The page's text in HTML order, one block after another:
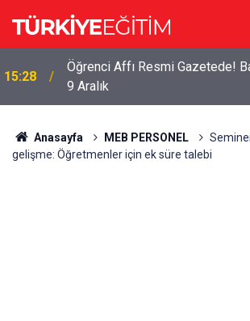
15:28
Öğrenci Affı Resmi Gazetede!
9 Aralık
Anasayfa MEB PERSONEL
gelişme: Öğretmenler için ek süre talebi